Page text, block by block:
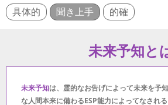
具体的 聞き上手 的確
未来予知と
未来予知は、霊的なお告げによって未来を予
な人間本来に備わるESP能力によってなされ